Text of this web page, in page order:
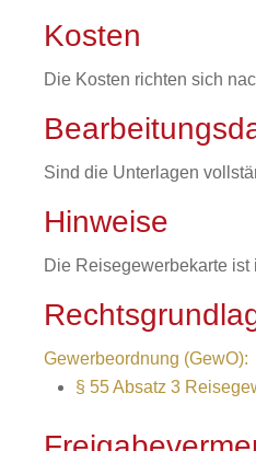
Kosten
Die Kosten richten sich
Sind die Unterlagen
Hinweise
Die Reisegewerbekarte
Gewerbeordnung (GewO):
§ 55 Absatz 3